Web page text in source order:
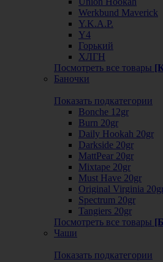
Werkbund Maverick
Y.K.A.P.
Y4
Горький
ХЛГН
Посмотреть все товары
Баночки
Показать подкатегории
Bonche 12gr
Burn 20gr
Daily Hookah 20gr
Darkside 20gr
MattPear 20gr
Mixtape 20gr
Must Have 20gr
Original Virginia
Spectrum 20gr
Tangiers 20gr
Посмотреть все товары
Чаши
Показать подкатегории